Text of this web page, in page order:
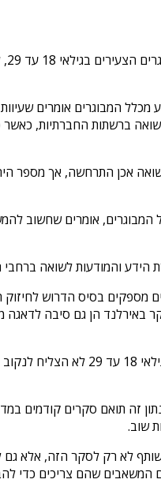
המבוגרים אומרים
עד 29 מאמינים שהשואה היא מיתוס ולא התרחשה כלל, ו-19 אחוז
גורף כי חינוך בנושא השואה חשוב. 91 אחוזים מהצעירים בגילאי 18 עד 29, ו-92
והמודעות לשואה ברחבי
מספקים בסיס הדרוש
באירלנד הן גם סיבה לדאגה
רוב המבוגרים האירים (60 אחוזים) יודעים על אושוויץ, מחנה ההשמדה
זה תואם סקרים קודמים
עם המשאבים שהם צריכים